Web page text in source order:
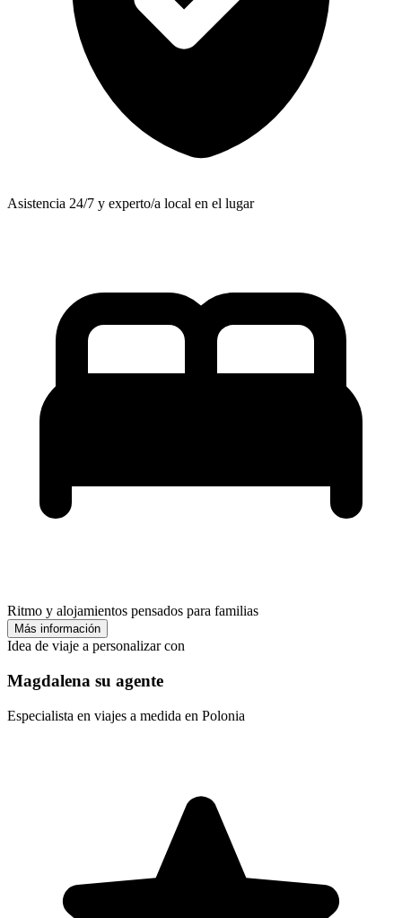
Asistencia 24/7 y experto/a local en el lugar
Ritmo y alojamientos pensados para familias
Más información
Idea de viaje a personalizar con
Magdalena su agente
Especialista en viajes a medida en Polonia